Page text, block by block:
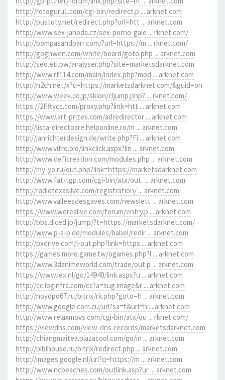
http://rotoguru1.com/cgi-bin/redirect.p ... arknet.com
http://pustoty.net/redirect.php?url=htt ... arknet.com
http://www.sex-jahoda.cz/sex-porno-gale ... rknet.com/
http://bompasandparr.com/?url=https://m ... rknet.com/
http://goghwen.com/white/board/goto.php ... arknet.com
http://seo.eti.pw/analyser.php?site=marketsdarknet.com
http://www.rf114.com/main/index.php?mod ... arknet.com
http://n2ch.net/x?u=https://marketsdarknet.com/&guid=on
http://www.week.co.jp/skion/cljump.php? ... rknet.com/
https://2fiftycc.com/proxy.php?link=htt ... arknet.com
https://www.art-prizes.com/adredirector ... arknet.com
http://lista-directoare.helponline.ro/m ... arknet.com
http://janrichterdesign.de/write.php?Fi ... arknet.com
http://www.vitro.bio/linkclick.aspx?lin ... arknet.com
http://www.deficreation.com/modules.php ... arknet.com
http://my-yo.ru/out.php?link=https://marketsdarknet.com
http://www.fat-tgp.com/cgi-bin/atx/out. ... arknet.com
http://radiotexaslive.com/registration/ ... arknet.com
http://www.valleesdesgaves.com/newslett ... arknet.com
https://www.werealive.com/forum/entry.p ... arknet.com
http://bbs.diced.jp/jump/?t=https://marketsdarknet.com/
http://www.p-s-p.de/modules/babel/redir ... arknet.com
http://pxdrive.com/l-out.php?link=https ... arknet.com
https://games.more.game.tw/ogames.php?l ... arknet.com
http://www.3danimeworld.com/trade/out.p ... arknet.com
https://www.iex.nl/go/14940/link.aspx?u ... arknet.com
http://cc.loginfra.com/cc?a=sug.image&r ... arknet.com
http://noydpo67.ru/bitrix/rk.php?goto=h ... arknet.com
http://www.google.com.cu/url?sa=t&url=h ... arknet.com
http://www.relaxmovs.com/cgi-bin/atx/ou ... rknet.com/
https://viewdns.com/view-dns-records/marketsdarknet.com
http://chiangmaitea.plazacool.com/go/in ... arknet.com
http://bibihouse.ru/bitrix/redirect.php ... arknet.com
http://images.google.nl/url?q=https://m ... arknet.com
http://www.ncbeaches.com/outlink.asp?ur ... arknet.com